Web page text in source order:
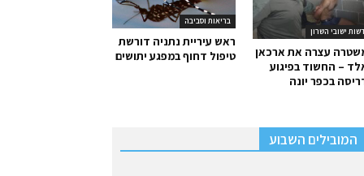
בריאות וסביבה
ראש עיריית נתניה דורשת
טיפול דחוף במפגע יתושים
ישובי השרון
עצרה את ארכאן
– החשוד בפיגוע
בכפר יונה
המובילים השבוע